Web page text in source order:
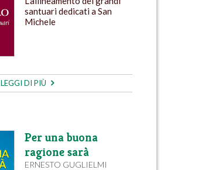
santuari dedicati a San
Michele
LEGGI DI PIÙ
Per una buona
ragione sarà
ERNESTO GUGLIELMI